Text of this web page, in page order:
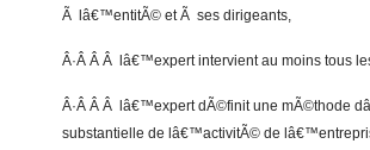
Ã lâ€™entitÃ© et Ã ses dirigeants,
Â·Â Â Â lâ€™expert intervient au moins tous
Â·Â Â Â lâ€™expert dÃ©finit une mÃ©thode
substantielle de lâ€™activitÃ© de